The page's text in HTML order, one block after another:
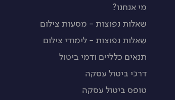
מי אנחנו?
שאלות נפוצות - מסעות צילום
שאלות נפוצות - לימודי צילום
תנאים כלליים ודמי ביטול
דרכי ביטול עסקה
טופס ביטול עסקה